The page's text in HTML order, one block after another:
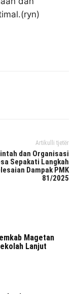
Artikulli tjetër
dan Organisasi
Sepakati Langkah
Dampak PMK
81/2025
Magetan
Lanjut